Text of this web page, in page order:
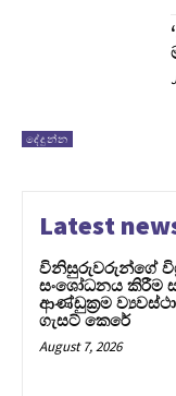
දේදුන්න
Latest
විනිසුරුවරුන්ගේ
සංශෝධනය කිරීම
ආණ්ඩුක්‍රම
ගැසට් කෙරේ
August 7, 2026